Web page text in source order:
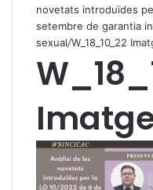
novetats introduïdes
setembre de garantia
sexual/W_18_10_22